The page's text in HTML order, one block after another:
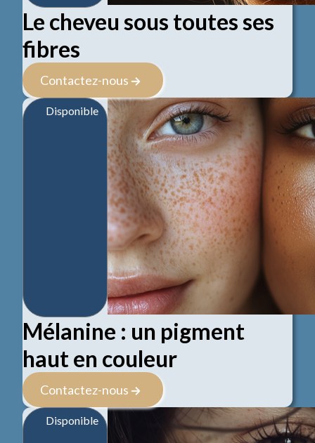
Le cheveu sous toutes ses
fibres
Contactez-nous
Disponible
Mélanine : un pigment
haut en couleur
Contactez-nous
Disponible